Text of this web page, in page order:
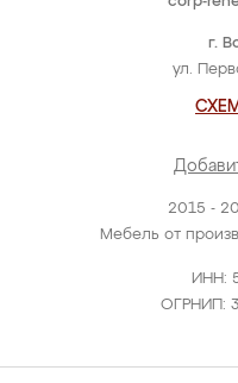
2015 -
Мебель от
ИНН:
ОГРНИП:
г.
ул.